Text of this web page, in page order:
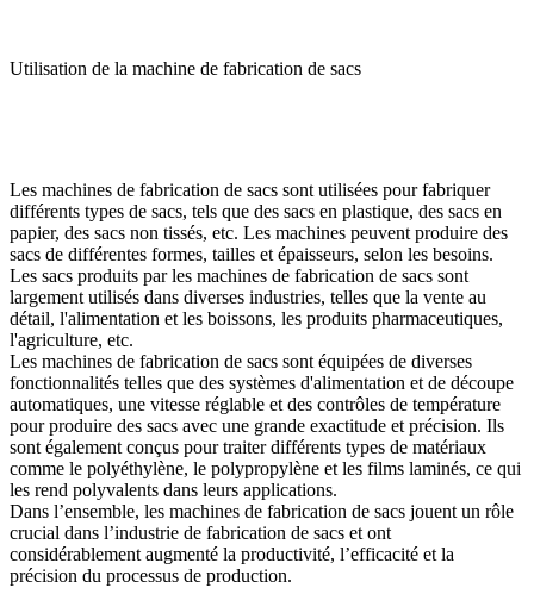
Utilisation de la machine de fabrication de sacs
Les machines de fabrication de sacs sont utilisées pour fabriquer
différents types de sacs, tels que des sacs en plastique, des sacs en
papier, des sacs non tissés, etc. Les machines peuvent produire des
sacs de différentes formes, tailles et épaisseurs, selon les besoins.
Les sacs produits par les machines de fabrication de sacs sont
largement utilisés dans diverses industries, telles que la vente au
détail, l'alimentation et les boissons, les produits pharmaceutiques,
l'agriculture, etc.
Les machines de fabrication de sacs sont équipées de diverses
fonctionnalités telles que des systèmes d'alimentation et de découpe
automatiques, une vitesse réglable et des contrôles de température
pour produire des sacs avec une grande exactitude et précision. Ils
sont également conçus pour traiter différents types de matériaux
comme le polyéthylène, le polypropylène et les films laminés, ce qui
les rend polyvalents dans leurs applications.
Dans l’ensemble, les machines de fabrication de sacs jouent un rôle
crucial dans l’industrie de fabrication de sacs et ont
considérablement augmenté la productivité, l’efficacité et la
précision du processus de production.